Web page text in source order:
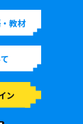
教材
ン